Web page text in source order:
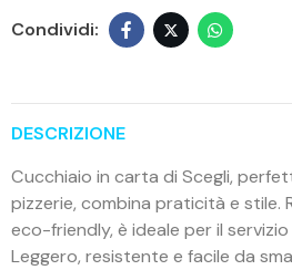
DESCRIZIONE
Cucchiaio in carta di Scegli,
pizzerie, combina praticità e stile.
eco-friendly, è ideale per il
Leggero, resistente e facile da